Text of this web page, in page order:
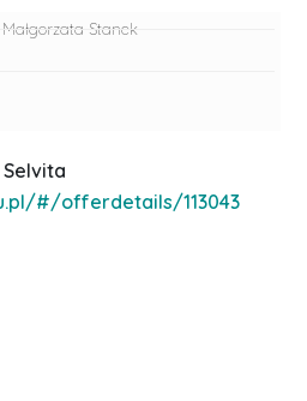
Stanek
#/offerdetails/113043